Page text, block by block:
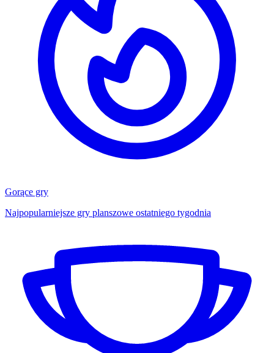
Gorące gry
Najpopularniejsze gry planszowe ostatniego tygodnia